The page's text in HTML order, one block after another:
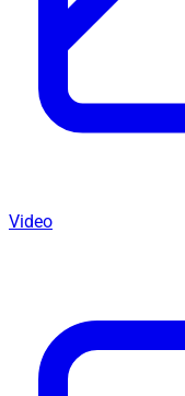
Video